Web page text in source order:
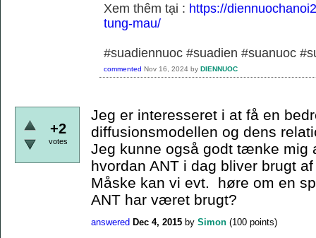
Xem thêm tại : https://
tung-mau/
#suadiennuoc #suadien #suanuoc
commented Nov 16, 2024 by DIENNUOC
+2
votes
Jeg er interesseret i at få en
diffusionsmodellen og dens
Jeg kunne også godt tænke mig
hvordan ANT i dag bliver brugt
Måske kan vi evt. høre om en
ANT har været brugt?
answered Dec 4, 2015 by Simon (100 points)